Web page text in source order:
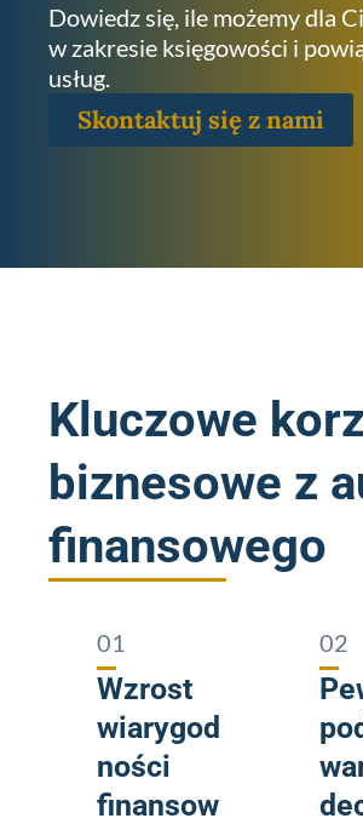
Dowiedz się, ile możemy dla
w zakresie księgowości i
usług.
Skontaktuj się z nami
Kluczowe
biznesowe z
finansowego
01
Wzrost
wiarygod
ności
finansow
02